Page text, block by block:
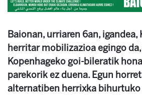
Baionan, urriaren 6an,
herritar mobilizazioa egingo
Kopenhageko goi-bileratik
parekorik ez duena. Egun
alternatiben herrixka bihurtuko